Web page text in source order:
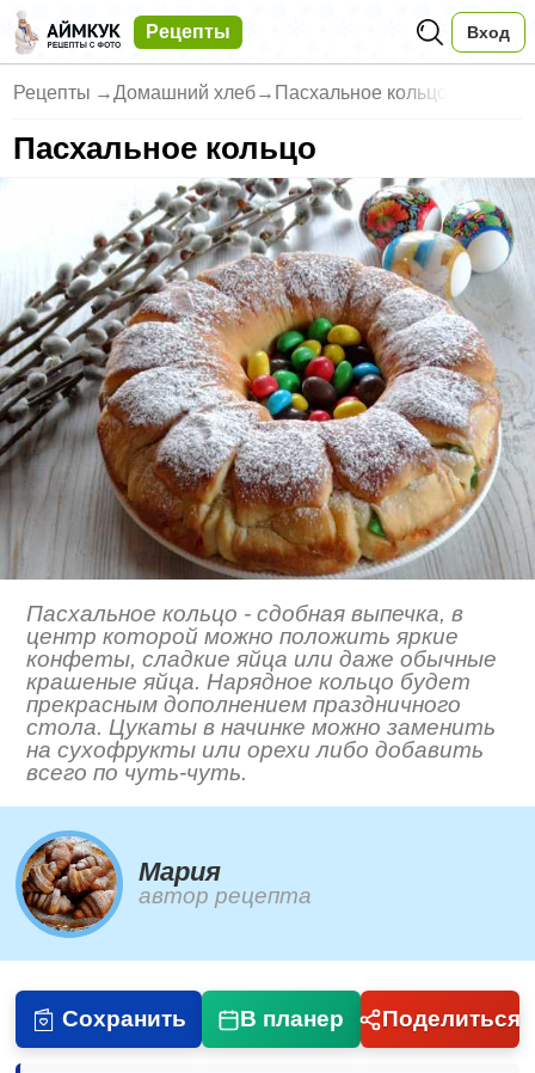
Рецепты Вход
Рецепты →Домашний хлеб→ Пасхальное кольцо
Пасхальное кольцо
Пасхальное кольцо - сдобная выпечка, в
центр которой можно положить яркие
конфеты, сладкие яйца или даже обычные
крашеные яйца. Нарядное кольцо будет
прекрасным дополнением праздничного
стола. Цукаты в начинке можно заменить
на сухофрукты или орехи либо добавить
всего по чуть-чуть.
Мария
автор рецепта
Сохранить В планер Поделиться